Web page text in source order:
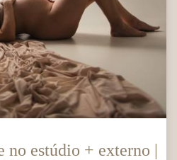
no estúdio + externo |